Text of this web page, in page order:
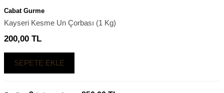
Cabat Gurme
Kayseri Kesme Un Çorbası (1 Kg)
200,00 TL
SEPETE EKLE